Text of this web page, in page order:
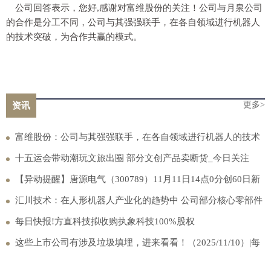
公司回答表示，您好,感谢对富维股份的关注！公司与月泉公司
的合作是分工不同，公司与其强强联手，在各自领域进行机器人
的技术突破，为合作共赢的模式。
资讯 更多>
富维股份：公司与其强强联手，在各自领域进行机器人的技术
突破，为合作共赢的模式
十五运会带动潮玩文旅出圈 部分文创产品卖断货_今日关注
【异动提醒】唐源电气（300789）11月11日14点0分创60日新
低
汇川技术：在人形机器人产业化的趋势中 公司部分核心零部件
均具备良好的市场潜力-头条焦点
每日快报!方直科技拟收购执象科技100%股权
这些上市公司有涉及垃圾填埋，进来看看！（2025/11/10）|每